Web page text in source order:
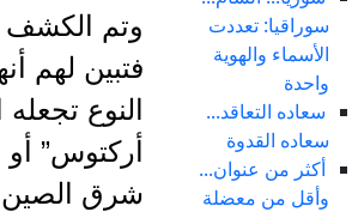
سوراقيا: تعددت
الأسماء والهوية
واحدة
سعاده التعاقد...
سعاده القدوة
أكثر من عنوان...
وأقل من معضلة
وتم الكشف
فتبين لهم
النوع
أركتوس”